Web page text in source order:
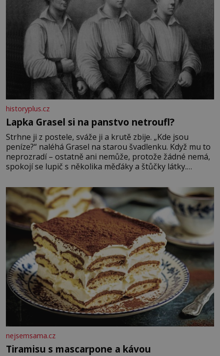
historyplus.cz
Lapka Grasel si na panstvo netroufl?
Strhne ji z postele, sváže ji a krutě zbije. „Kde jsou
peníze?“ naléhá Grasel na starou švadlenku. Když mu to
neprozradí – ostatně ani nemůže, protože žádné nemá,
spokojí se lupič s několika měďáky a štůčky látky.
krutý. Jeho činy budí hrůzu ještě dlouho po jeho smrti
nejsemsama.cz
Tiramisu s mascarpone a kávou